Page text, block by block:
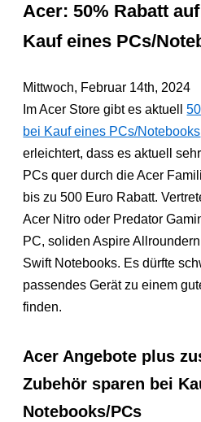
Acer: 50% Rabatt
Kauf eines PCs/
Mittwoch, Februar 14th, 2024
Im Acer Store gibt es aktuell
bei Kauf eines PCs/Notebooks
erleichtert, dass es aktuell
PCs quer durch die Acer
bis zu 500 Euro Rabatt.
Acer Nitro oder Predator
PC, soliden Aspire
Swift Notebooks. Es dürfte
passendes Gerät zu einem
finden.
Acer Angebote plus
Zubehör sparen bei
Notebooks/PCs